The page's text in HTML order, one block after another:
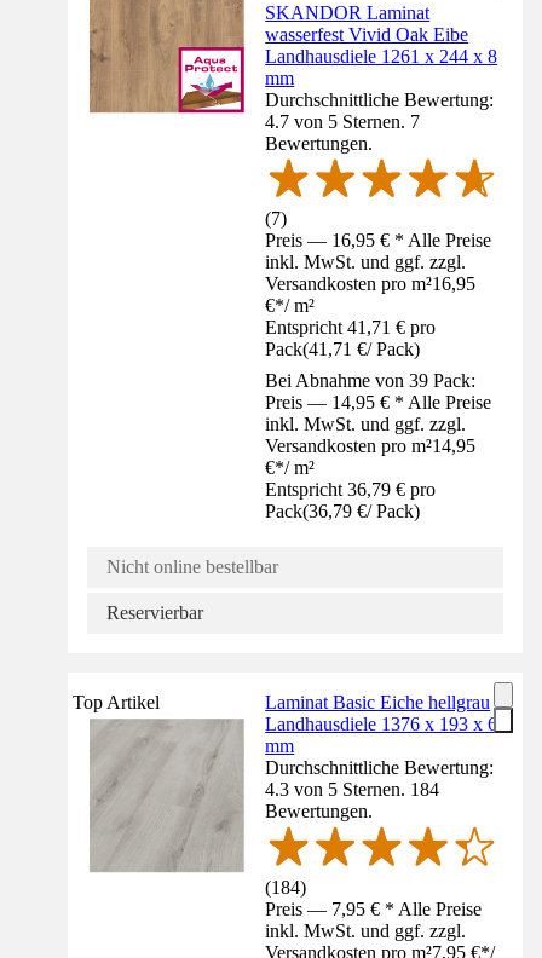
SKANDOR Laminat
wasserfest Vivid Oak Eibe
Landhausdiele 1261 x 244 x 8
mm
Durchschnittliche Bewertung:
4.7 von 5 Sternen. 7
Bewertungen.
(7)
Preis — 16,95 € * Alle Preise
inkl. MwSt. und ggf. zzgl.
Versandkosten pro m²16,95
€*/ m²
Entspricht 41,71 € pro
Pack(41,71 €/ Pack)
Bei Abnahme von 39 Pack:
Preis — 14,95 € * Alle Preise
inkl. MwSt. und ggf. zzgl.
Versandkosten pro m²14,95
€*/ m²
Entspricht 36,79 € pro
Pack(36,79 €/ Pack)
Nicht online bestellbar
Reservierbar
Top Artikel
Laminat Basic Eiche hellgrau
Landhausdiele 1376 x 193 x 6
mm
Durchschnittliche Bewertung:
4.3 von 5 Sternen. 184
Bewertungen.
(184)
Preis — 7,95 € * Alle Preise
inkl. MwSt. und ggf. zzgl.
Versandkosten pro m²7,95 €*/